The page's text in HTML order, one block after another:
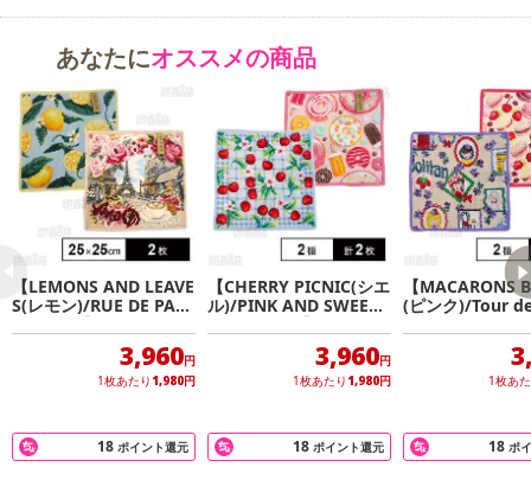
※写真は展示例・イメージです
※端末・モニターの環境により、実際の商品と多少色の見え方が
異なる場 合があります。あらかじめご了承ください
※平置き採寸の為、サイズは多少の誤差が生じる場合がございま
す
※輸入品のため、多少の傷や汚れ等はご承諾の上お申込みをよろ
しくお願い致します
※商品は、本体のみの簡易包装で出荷します。予めご了承くださ
い
※配送状況によりおとどけが遅れる場合がございます。予めご了
承ください
※商品の性質上サイズが合わない等での交換・返品はお受けして
おりません。予めご了承ください
になる場合がございます。予めご了承ください
あなたにオススメの商品
【LEMONS AND LEAVE
S(レモン)/RUE DE PARI
S(ぺブル)】フェイラー
ハンドタオル 25×25cm
3,960円
1枚あたり 1,980円
18 ポイント還元
【CHERRY PICNIC(シエ
ル)/PINK AND SWEET
(ラズベリー)】フェイラ
ーハンドタオル 25×25c
3,960円
1枚あたり 1,980円
18 ポイント還元
【MACARONS
(ピンク)/Tour
イラーハンドタ
1枚あ
18 ポ